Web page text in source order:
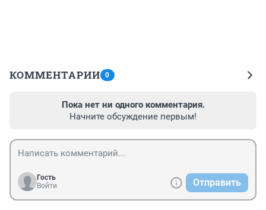
КОММЕНТАРИИ 0
Пока нет ни одного комментария.
Начните обсуждение первым!
Гость
Войти
Отправить